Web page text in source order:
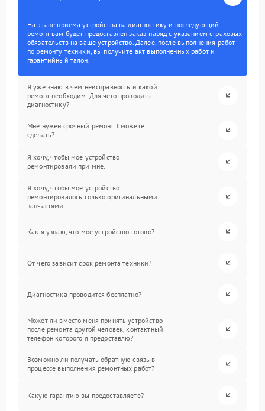
На этапе приема устройства на диагностику и последующий
ремонт вам будет предоставлен заказ-наряд с указанием страховых
обязательств на ваше устройство. Далее, после выполнения работ
по ремонту техники, вы получите акт выполненных работ и
гарантийный талон.
Я уже знаю в чем неисправность и какой
ремонт необходим. Для чего проводить
диагностику?
Мне нужен срочный ремонт. Сможете
сделать?
Я хочу, чтобы мое устройство
ремонтировали при мне.
Я хочу, чтобы мое устройство
ремонтировалось только оригинальными
запчастями.
Как я узнаю, что мое устройство готово?
От чего зависит срок ремонта техники?
Диагностика проводится бесплатно?
Может ли вместо меня принять устройство
после ремонта другой человек, контактный
телефон которого я предоставлю?
Возможно ли получать обратную связь в
процессе выполнения ремонтных работ?
Какую гарантию вы предоставляете?